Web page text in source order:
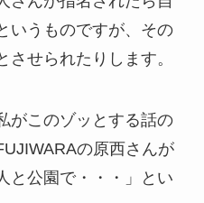
いうものですが、その
せられたりします。
がこのゾッとする話の
の原西さんが
と公園で・・・」とい